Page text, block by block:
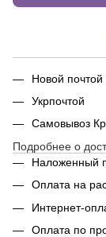
Новой
Укрпочтой
Самовывоз
Подробнее о
Наложенный
Оплата на
Интернет-
Оплата по